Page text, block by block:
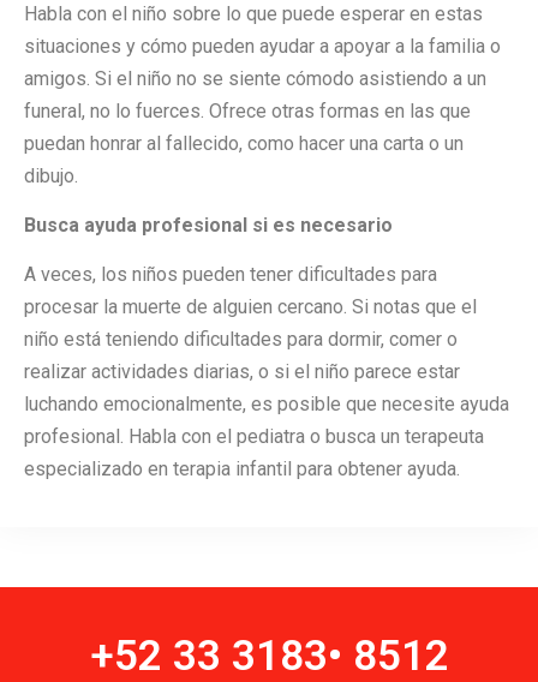
Habla con el niño sobre lo que puede esperar en estas
situaciones y cómo pueden ayudar a apoyar a la familia o
amigos. Si el niño no se siente cómodo asistiendo a un
funeral, no lo fuerces. Ofrece otras formas en las que
puedan honrar al fallecido, como hacer una carta o un
dibujo.
Busca ayuda profesional si es necesario
A veces, los niños pueden tener dificultades para
procesar la muerte de alguien cercano. Si notas que el
niño está teniendo dificultades para dormir, comer o
realizar actividades diarias, o si el niño parece estar
luchando emocionalmente, es posible que necesite ayuda
profesional. Habla con el pediatra o busca un terapeuta
especializado en terapia infantil para obtener ayuda.
+52 33 3183• 8512